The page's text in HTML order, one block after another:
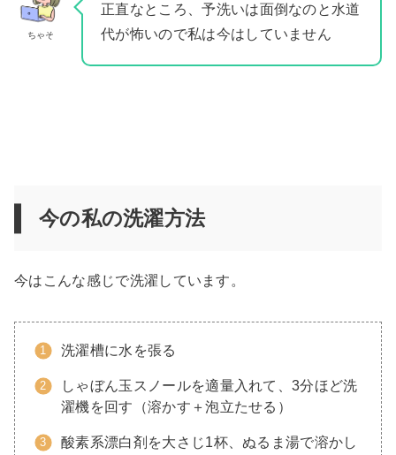
ちゃそ
正直なところ、予洗いは面倒なのと水道
代が怖いので私は今はしていません
今の私の洗濯方法
今はこんな感じで洗濯しています。
洗濯槽に水を張る
しゃぼん玉スノールを適量入れて、3分ほど洗
濯機を回す（溶かす＋泡立たせる）
酸素系漂白剤を大さじ1杯、ぬるま湯で溶かし